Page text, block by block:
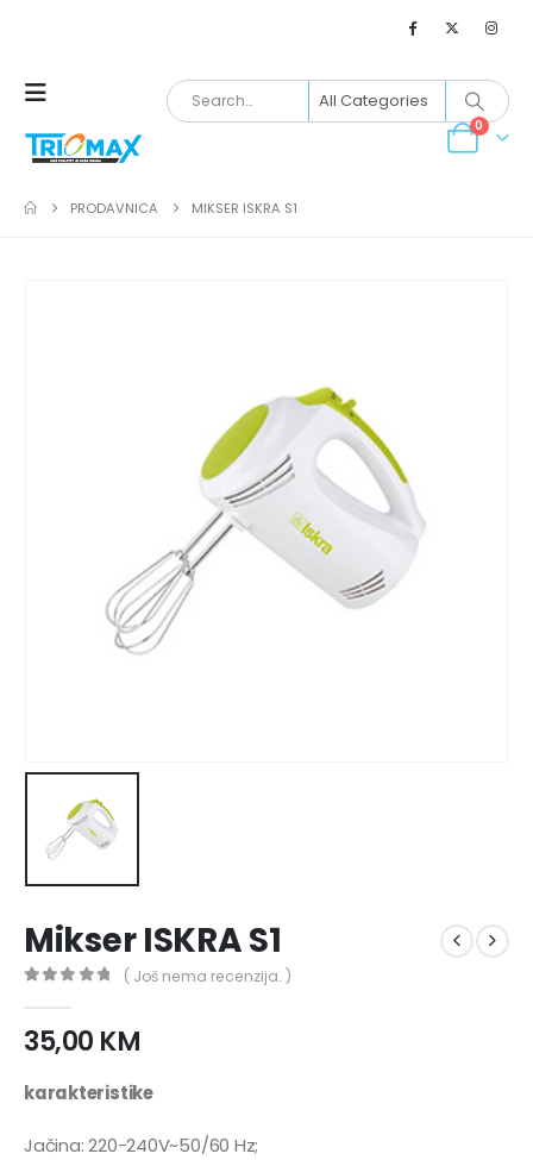
0
PRODAVNICA MIKSER ISKRA S1
Mikser ISKRA S1
( Još nema recenzija. )
35,00 KM
karakteristike
Jačina: 220-240V~50/60 Hz;